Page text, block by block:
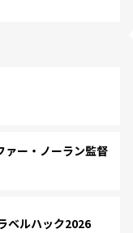
ー・ノーラン監督
ベルハック2026